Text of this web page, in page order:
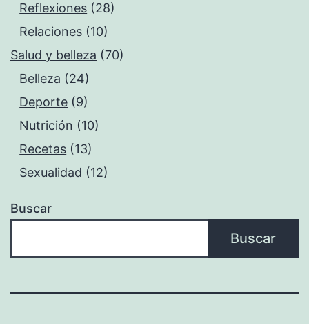
Reflexiones (28)
Relaciones (10)
Salud y belleza (70)
Belleza (24)
Deporte (9)
Nutrición (10)
Recetas (13)
Sexualidad (12)
Buscar
Buscar